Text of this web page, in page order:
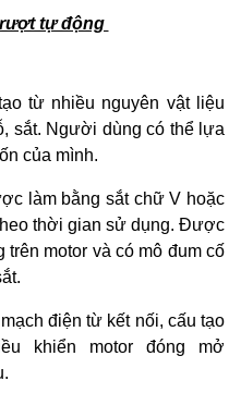
tự động
từ nhiều nguyên vật liệu
sắt. Người dùng có thể lựa
của mình.
làm bằng sắt chữ V hoặc
thời gian sử dụng. Được
motor và có mô đum cố
điện từ kết nối, cấu tạo
khiển motor đóng mở